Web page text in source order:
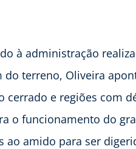
à administração
do terreno, Oliveira
cerrado e regiões com
o funcionamento do
amido para ser